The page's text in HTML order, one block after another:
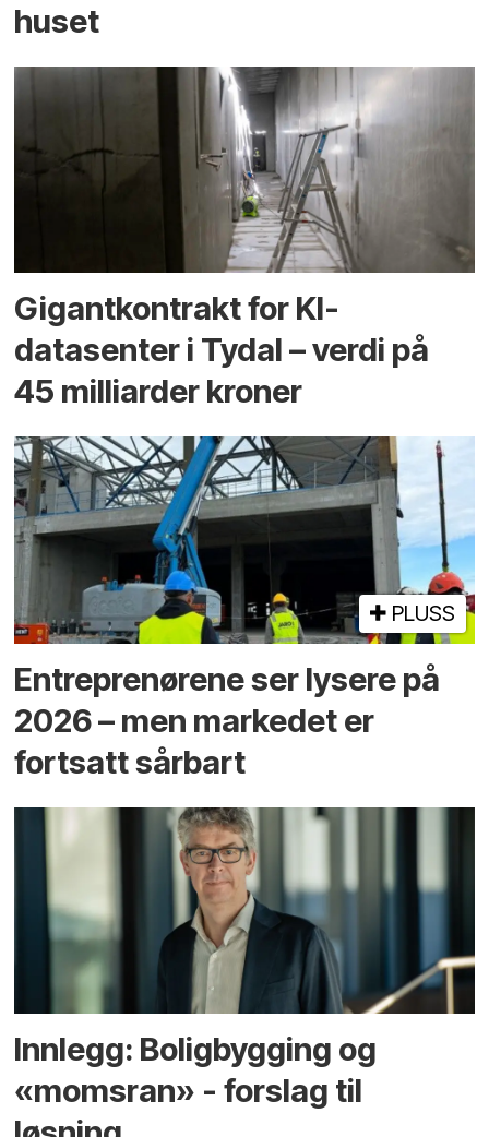
huset
Gigantkontrakt for KI-
datasenter i Tydal – verdi på
45 milliarder kroner
PLUSS
Entreprenørene ser lysere på
2026 – men markedet er
fortsatt sårbart
Innlegg: Boligbygging og
«momsran» - forslag til